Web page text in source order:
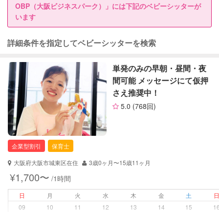
OBP（大阪ビジネスパーク）」には下記のベビーシッターが
います
詳細条件を指定してベビーシッターを検索
単発のみの早朝・昼間・夜
間可能 メッセージにて仮押
さえ推奨中！
5.0 (768回)
企業型割引
保育士
大阪府大阪市城東区在住
3歳0ヶ月〜15歳11ヶ月
¥1,700〜 /1時間
日 月 火 水 木 金 土
09
10 11 12 13 14 15